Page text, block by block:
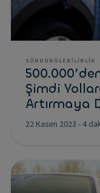
SÜRDÜRÜLEBILIRLIK
Şimdi
Artırmaya
22 Kasım 2023 - 4